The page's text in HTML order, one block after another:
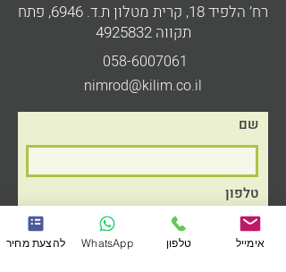
רח’ הלפיד 18, קרית מטלון ת.ד. 6946,
פתח
תקווה4925832
058-6007061
nimrod@kilim.co.il
שם
טלפון
להצעת מחיר WhatsApp טלפון אימייל